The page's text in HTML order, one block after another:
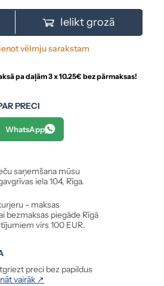
Ielikt grozā
vēlmju sarakstam
pa daļām 3 x10.25€ bez pārmaksas!
PRECI
WhatsApp
saņemšana mūsu
iela 104, Rīga.
- maksas
bezmaksas piegāde Rīgā
virs 100 EUR.
preci bez papildus
vairāk ↗